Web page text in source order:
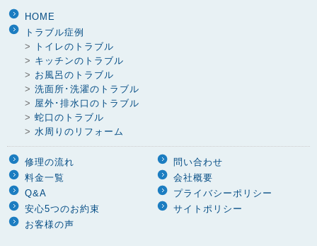
HOME
トラブル症例
>
トイレのトラブル
> キッチンのトラブル
> お風呂のトラブル
> 洗面所･洗濯のトラブル
> 屋外･排水口のトラブル
> 蛇口のトラブル
> 水周りのリフォーム
修理の流れ
料金一覧
Q&A
安心5つのお約束
お客様の声
問い合わせ
会社概要
プライバシーポリシー
サイトポリシー